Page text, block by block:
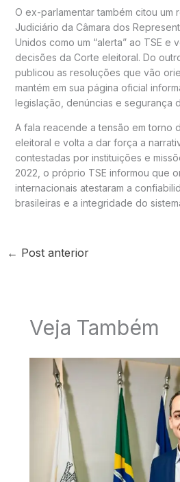
O ex-parlamentar também citou um
Judiciário da Câmara dos
Unidos como um “alerta” ao TSE e
decisões da Corte eleitoral. Do
publicou as resoluções que vão
mantém em sua página oficial
legislação, denúncias e segurança
A fala reacende a tensão em torno
eleitoral e volta a dar força a
contestadas por instituições e
2022, o próprio TSE informou que
internacionais atestaram a
brasileiras e a integridade do
← Post anterior
Veja Também